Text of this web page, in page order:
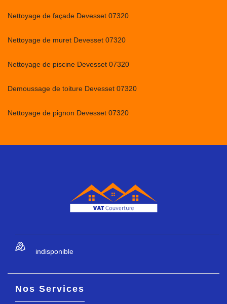
Nettoyage de façade Devesset 07320
Nettoyage de muret Devesset 07320
Nettoyage de piscine Devesset 07320
Demoussage de toiture Devesset 07320
Nettoyage de pignon Devesset 07320
indisponible
Nos Services